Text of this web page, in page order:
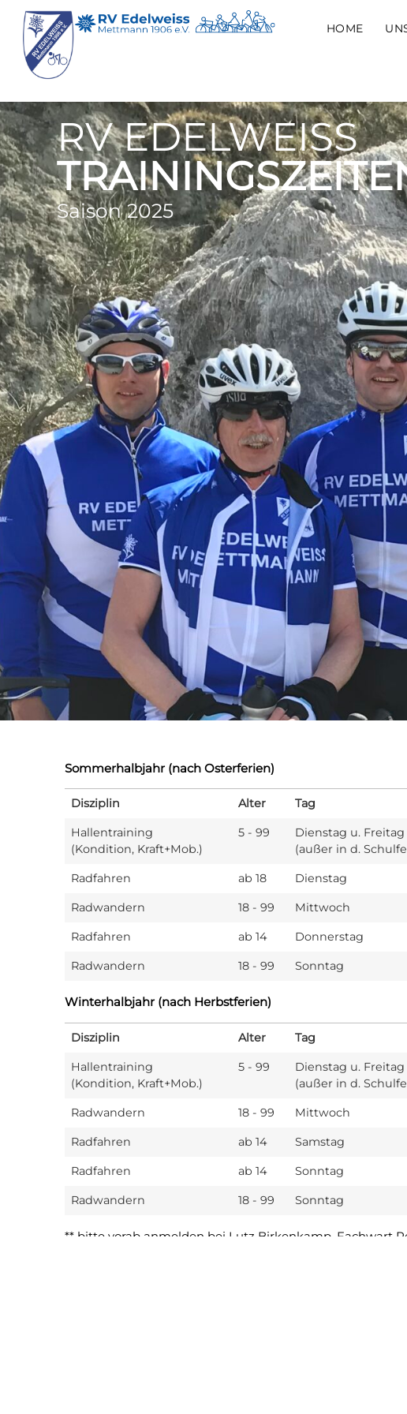
HOME
RV EDELWEISS
Saison 2025
Sommerhalbjahr (nach Osterferien)
Disziplin Alter Tag
Hallentraining
(Kondition, Kraft+Mob.)
5 - 99
Dienstag u. Freitag
(außer in d.
Radfahren ab 18 Dienstag
Radwandern 18 - 99 Mittwoch
Radfahren ab 14 Donnerstag
Radwandern 18 - 99 Sonntag
Winterhalbjahr (nach Herbstferien)
Disziplin Alter Tag
Hallentraining
(Kondition, Kraft+Mob.)
5 - 99
Dienstag u. Freitag
(außer in d.
Radwandern 18 - 99 Mittwoch
Radfahren ab 14 Samstag
Radfahren ab 14 Sonntag
Radwandern 18 - 99 Sonntag
** bitte vorab anmelden bei Lutz Birkenkamp, Fachwart